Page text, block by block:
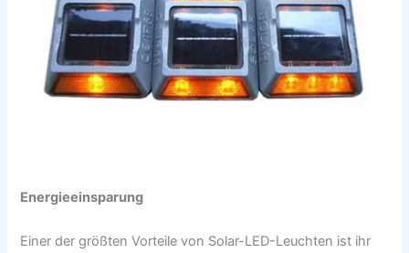
Energieeinsparung
Einer der größten Vorteile von Solar-LED-Leuchten ist ihr